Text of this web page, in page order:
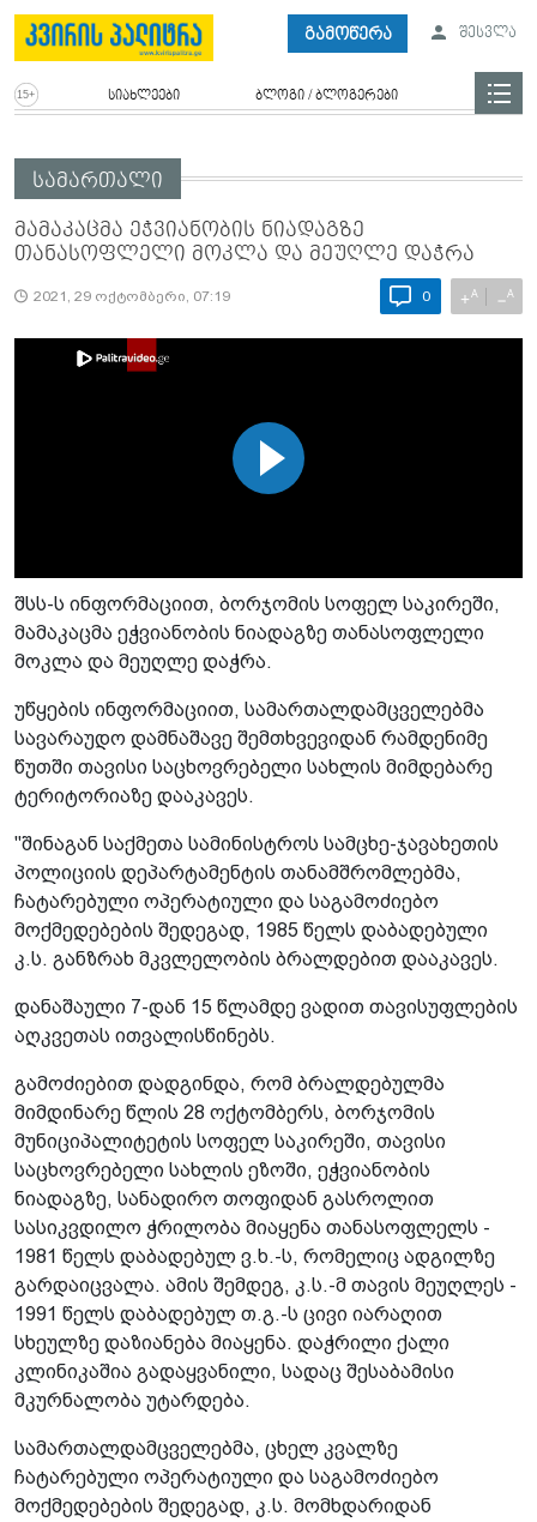
გამოწერა შესვლა
სიახლეები ბლოგი / ბლოგერები
სამართალი
მამაკაცმა ეჭვიანობის ნიადაგზე
თანასოფლელი მოკლა და მეუღლე დაჭრა
2021, 29 ოქტომბერი, 07:19 0 +A −A
შსს-ს ინფორმაციით, ბორჯომის სოფელ საკირეში,
მამაკაცმა ეჭვიანობის ნიადაგზე თანასოფლელი
მოკლა და მეუღლე დაჭრა.
უწყების ინფორმაციით, სამართალდამცველებმა
სავარაუდო დამნაშავე შემთხვევიდან რამდენიმე
წუთში თავისი საცხოვრებელი სახლის მიმდებარე
ტერიტორიაზე დააკავეს.
"შინაგან საქმეთა სამინისტროს სამცხე-ჯავახეთის
პოლიციის დეპარტამენტის თანამშრომლებმა,
ჩატარებული ოპერატიული და საგამოძიებო
მოქმედებების შედეგად, 1985 წელს დაბადებული
კ.ს. განზრახ მკვლელობის ბრალდებით დააკავეს.
დანაშაული 7-დან 15 წლამდე ვადით თავისუფლების
აღკვეთას ითვალისწინებს.
გამოძიებით დადგინდა, რომ ბრალდებულმა
მიმდინარე წლის 28 ოქტომბერს, ბორჯომის
მუნიციპალიტეტის სოფელ საკირეში, თავისი
საცხოვრებელი სახლის ეზოში, ეჭვიანობის
ნიადაგზე, სანადირო თოფიდან გასროლით
სასიკვდილო ჭრილობა მიაყენა თანასოფლელს -
1981 წელს დაბადებულ ვ.ხ.-ს, რომელიც ადგილზე
გარდაიცვალა. ამის შემდეგ, კ.ს.-მ თავის მეუღლეს -
1991 წელს დაბადებულ თ.გ.-ს ცივი იარაღით
სხეულზე დაზიანება მიაყენა. დაჭრილი ქალი
კლინიკაშია გადაყვანილი, სადაც შესაბამისი
მკურნალობა უტარდება.
სამართალდამცველებმა, ცხელ კვალზე
ჩატარებული ოპერატიული და საგამოძიებო
მოქმედებების შედეგად, კ.ს. მომხდარიდან